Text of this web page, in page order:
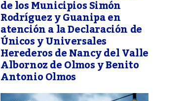
de los Municipios Simón
Rodríguez y Guanipa en
atención a la Declaración de
Únicos y Universales
Herederos de Nancy del Valle
Albornoz de Olmos y Benito
Antonio Olmos